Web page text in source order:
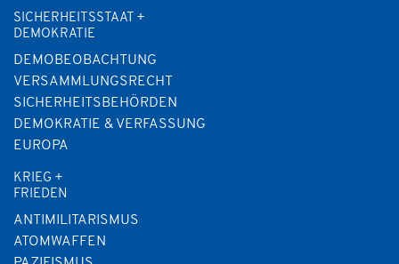
SICHERHEITSSTAAT +
DEMOKRATIE
DEMOBEOBACHTUNG
VERSAMMLUNGSRECHT
SICHERHEITSBEHÖRDEN
DEMOKRATIE & VERFASSUNG
EUROPA
KRIEG +
FRIEDEN
ANTIMILITARISMUS
ATOMWAFFEN